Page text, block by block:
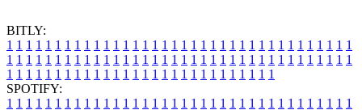
BITLY:
1 1 1 1 1 1 1 1 1 1 1 1 1 1 1 1 1 1 1 1 1 1 1 1 1 1 1 1 1 1 1 1 1 1 1 1
1 1 1 1 1 1 1 1 1 1 1 1 1 1 1 1 1 1 1 1 1 1 1 1 1 1 1 1 1 1 1 1 1 1 1 1
1 1 1 1 1 1 1 1 1 1 1 1 1 1 1 1 1 1 1 1 1 1 1 1 1 1 1 1
SPOTIFY:
1 1 1 1 1 1 1 1 1 1 1 1 1 1 1 1 1 1 1 1 1 1 1 1 1 1 1 1 1 1 1 1 1 1 1 1